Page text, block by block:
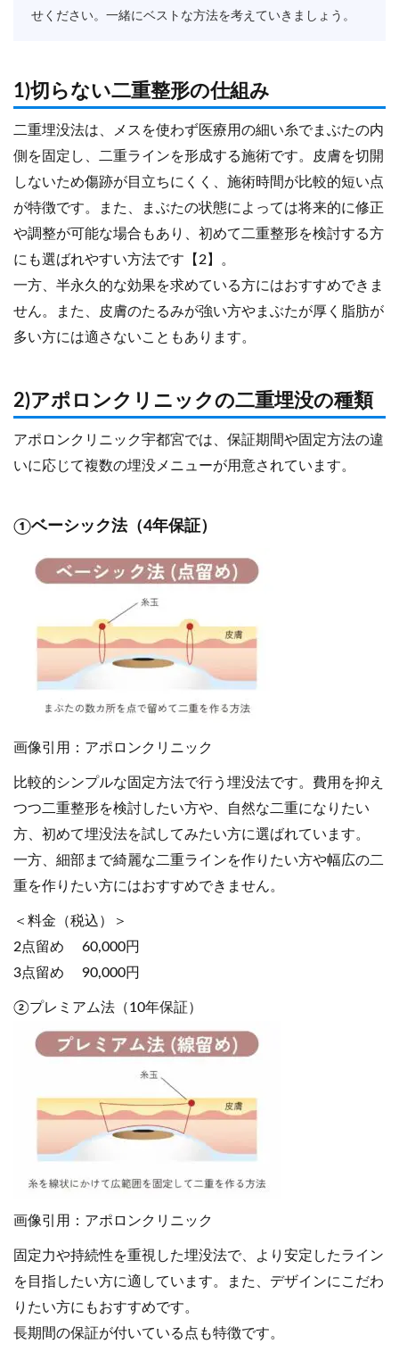
せください。一緒にベストな方法を考えていきましょう。
1)切らない二重整形の仕組み
二重埋没法は、メスを使わず医療用の細い糸でまぶたの内
側を固定し、二重ラインを形成する施術です。皮膚を切開
しないため傷跡が目立ちにくく、施術時間が比較的短い点
が特徴です。また、まぶたの状態によっては将来的に修正
や調整が可能な場合もあり、初めて二重整形を検討する方
にも選ばれやすい方法です【2】。
一方、半永久的な効果を求めている方にはおすすめできま
せん。また、皮膚のたるみが強い方やまぶたが厚く脂肪が
多い方には適さないこともあります。
2)アポロンクリニックの二重埋没の種類
アポロンクリニック宇都宮では、保証期間や固定方法の違
いに応じて複数の埋没メニューが用意されています。
①ベーシック法（4年保証）
画像引用：アポロンクリニック
比較的シンプルな固定方法で行う埋没法です。費用を抑え
つつ二重整形を検討したい方や、自然な二重になりたい
方、初めて埋没法を試してみたい方に選ばれています。
一方、細部まで綺麗な二重ラインを作りたい方や幅広の二
重を作りたい方にはおすすめできません。
＜料金（税込）＞
2点留め 60,000円
3点留め 90,000円
②プレミアム法（10年保証）
画像引用：アポロンクリニック
固定力や持続性を重視した埋没法で、より安定したライン
を目指したい方に適しています。また、デザインにこだわ
りたい方にもおすすめです。
長期間の保証が付いている点も特徴です。